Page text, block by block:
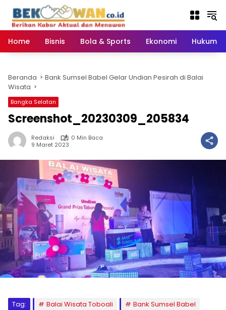
konten
Home
Bisnis Bola & Sports Ekonomi Hukum
Beranda
Bank Sumsel Babel Gelar Undian Pesirah di Balai
Wisata
Bangka Selatan
Screenshot_20230309_205834
Redaksi
0 Min Baca
9 Maret 2023
Tag: Balai Wisata Toboali
Bank Sumsel Babel